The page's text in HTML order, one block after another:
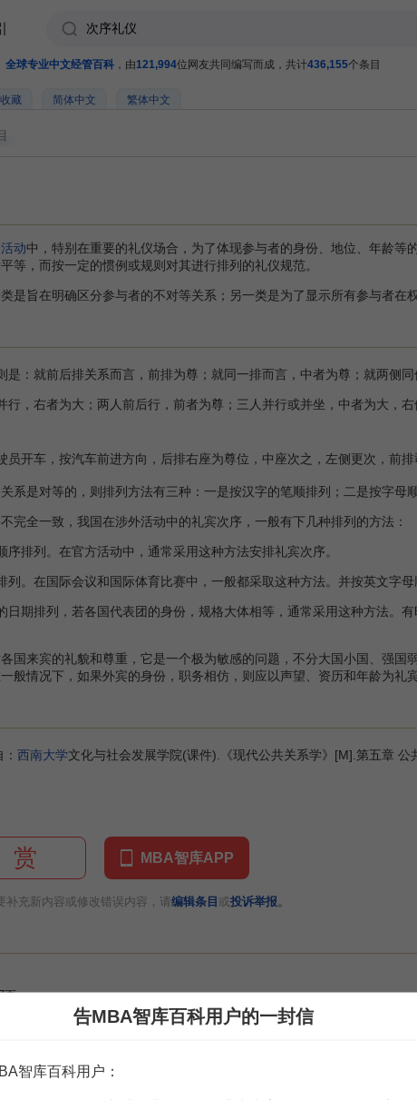
全球专业中文经管百科 ，由121,994位网友共同编写而成，共计436,155个条目
收藏 简体中文 繁体中文
动中，特别在重要的礼仪场合，为了体现参与者的身份、地位、年龄等
等，而按一定的惯例或规则对其进行排列的礼仪规范。
是旨在明确区分参与者的不对等关系；另一类是为了显示所有参与者在
是：就前后排关系而言，前排为尊；就同一排而言，中者为尊；就两侧
行，右者为大；两人前后行，前者为尊；三人并行或并坐，中者为大，
员开车，按汽车前进方向，后排右座为尊位，中座次之，左侧更次，前
是对等的，则排列方法有三种：一是按汉字的笔顺排列；二是按字母
全一致，我国在涉外活动中的礼宾次序，一般有下几种排列的方法：
序排列。在官方活动中，通常采用这种方法安排礼宾次序。
列。在国际会议和国际体育比赛中，一般都采取这种方法。并按英文字母
日期排列，若各国代表团的身份，规格大体相等，通常采用这种方法。
国来宾的礼貌和尊重，它是一个极为敏感的问题，不分大国小国、强
般情况下，如果外宾的身份，职务相仿，则应以声望、资历和年龄为礼
西南大学文化与社会发展学院(课件).《现代公共关系学》[M].第五章
赏 MBA智库APP
充新内容或修改错误内容，请 编辑条目 或投诉举报。
页
仪 8页
仪 34页
告MBA智库百科用户的一封信
智库百科用户：